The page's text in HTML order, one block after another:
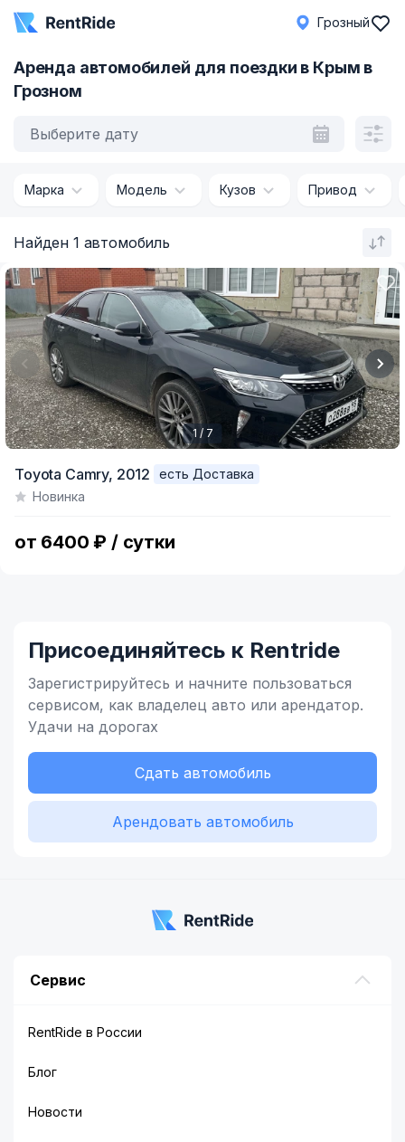
Грозный
Аренда автомобилей для поездки в Крым в
Грозном
Выберите дату
Марка Модель Кузов Привод
Найден 1 автомобиль
of
1 / 7
Toyota Camry, 2012
есть Доставка
Новинка
от 6400 ₽ / сутки
Присоединяйтесь к Rentride
Зарегистрируйтесь и начните пользоваться
сервисом, как владелец авто или арендатор.
Удачи на дорогах
Сдать автомобиль
Арендовать автомобиль
Сервис
RentRide в России
Блог
Новости